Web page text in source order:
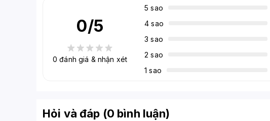
0/5
0 đánh giá & nhận xét
5 sao
4 sao
3 sao
2 sao
1 sao
Hỏi và đáp (0 bình luận)